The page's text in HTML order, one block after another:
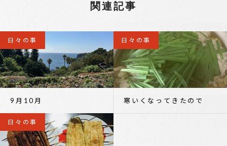
関連記事
日々の事
9月10月
日々の事
寒いくなってきたので
日々の事